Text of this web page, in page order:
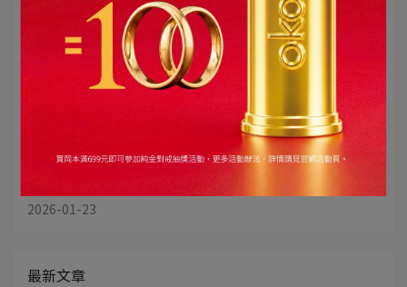
2026-01-28
2026-01-23
最新文章